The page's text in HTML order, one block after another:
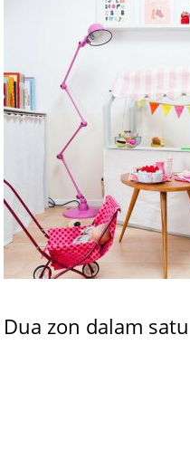
Dua zon dalam